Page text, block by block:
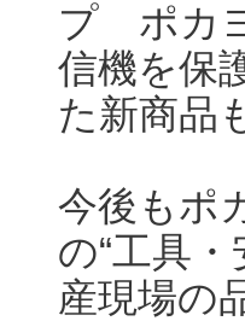
プ ポカ
信機を保
た新商品
今後もポ
の“工具
産現場の